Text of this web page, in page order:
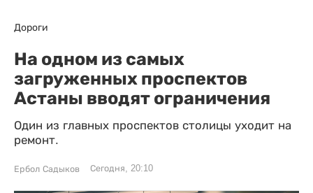
Дороги
На одном из самых
загруженных проспектов
Астаны вводят ограничения
Один из главных проспектов столицы уходит на
ремонт.
Ербол Садыков Сегодня, 20:10